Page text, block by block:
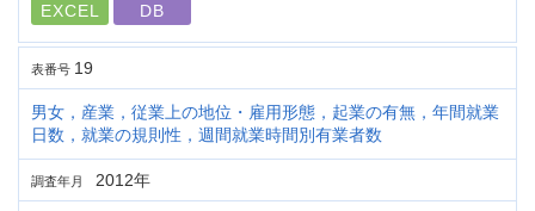
EXCEL DB
表番号 19
男女，産業，従業上の地位・雇用形態，起業の有無，年間就業
日数，就業の規則性，週間就業時間別有業者数
調査年月 2012年